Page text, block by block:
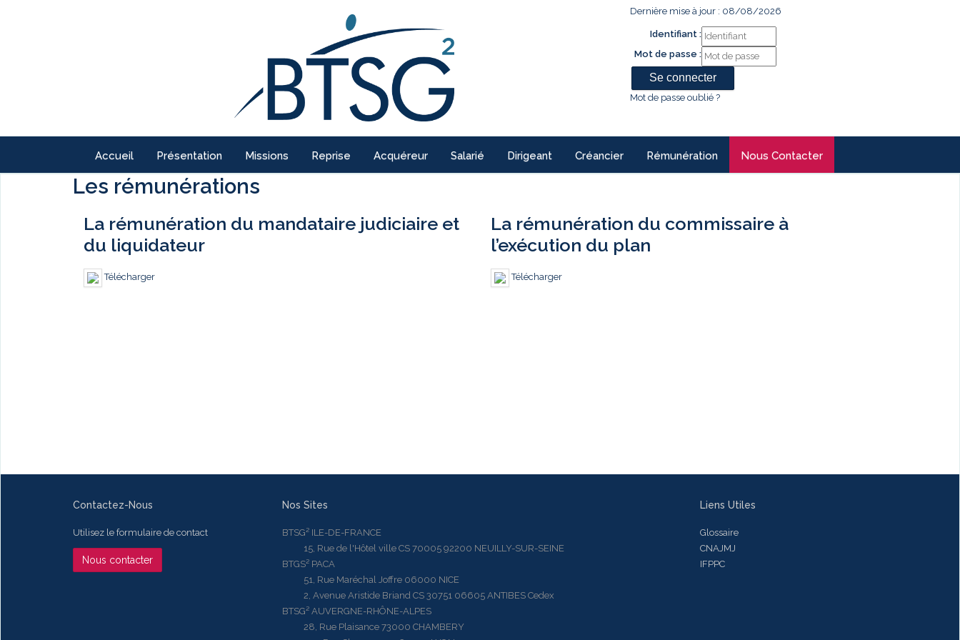
Dernière mise à jour : 08/08/2026
Identifiant :
Mot de passe :
Mot de passe oublié ?
Accueil Présentation Missions Reprise Acquéreur Salarié Dirigeant Créancier Rémunération Nous Contacter
Les rémunérations
La rémunération du mandataire judiciaire et
du liquidateur
Télécharger
La rémunération du commissaire à
l’exécution du plan
Télécharger
Contactez-Nous
Utilisez le formulaire de contact
Nous contacter
Nos Sites
BTSG² ILE-DE-FRANCE
15, Rue de l'Hôtel ville CS 70005 92200 NEUILLY-SUR-SEINE
BTGS² PACA
51, Rue Maréchal Joffre 06000 NICE
2, Avenue Aristide Briand CS 30751 06605 ANTIBES Cedex
BTSG² AUVERGNE-RHÔNE-ALPES
28, Rue Plaisance 73000 CHAMBERY
Liens Utiles
Glossaire
CNAJMJ
IFPPC